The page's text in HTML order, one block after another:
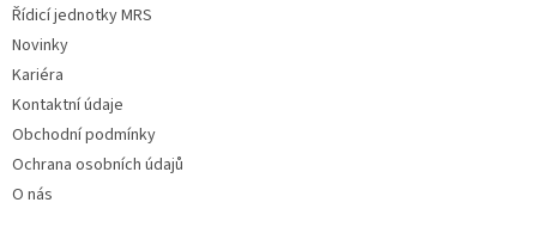
Řídicí jednotky MRS
Novinky
Kariéra
Kontaktní údaje
Obchodní podmínky
Ochrana osobních údajů
O nás